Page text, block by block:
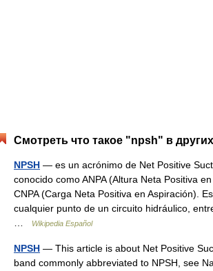
Смотреть что такое "npsh" в
NPSH — es un acrónimo de Net Positive
conocido como ANPA (Altura Neta Positiva
CNPA (Carga Neta Positiva en Aspiración).
cualquier punto de un circuito hidráulico,
Wikipedia Español
NPSH — This article is about Net Positive
band commonly abbreviated to NPSH, see